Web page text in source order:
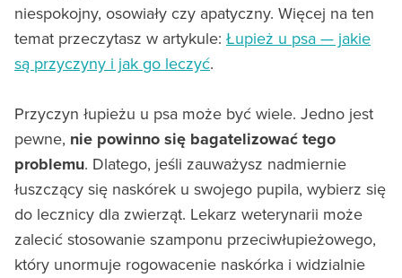
niespokojny, osowiały czy apatyczny. Więcej na ten
temat przeczytasz w artykule: Łupież u psa — jakie
są przyczyny i jak go leczyć.
Przyczyn łupieżu u psa może być wiele. Jedno jest
pewne, nie powinno się bagatelizować tego
problemu. Dlatego, jeśli zauważysz nadmiernie
łuszczący się naskórek u swojego pupila, wybierz się
do lecznicy dla zwierząt. Lekarz weterynarii może
zalecić stosowanie szamponu przeciwłupieżowego,
który unormuje rogowacenie naskórka i widzialnie